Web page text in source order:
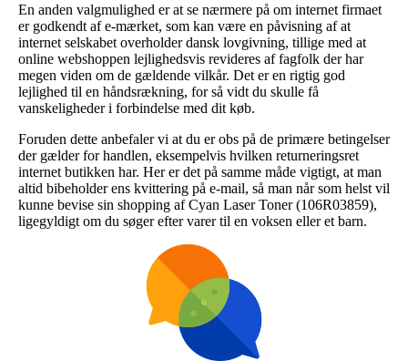
En anden valgmulighed er at se nærmere på om internet firmaet
er godkendt af e-mærket, som kan være en påvisning af at
internet selskabet overholder dansk lovgivning, tillige med at
online webshoppen lejlighedsvis revideres af fagfolk der har
megen viden om de gældende vilkår. Det er en rigtig god
lejlighed til en håndsrækning, for så vidt du skulle få
vanskeligheder i forbindelse med dit køb.
Foruden dette anbefaler vi at du er obs på de primære betingelser
der gælder for handlen, eksempelvis hvilken returneringsret
internet butikken har. Her er det på samme måde vigtigt, at man
altid bibeholder ens kvittering på e-mail, så man når som helst vil
kunne bevise sin shopping af Cyan Laser Toner (106R03859),
ligegyldigt om du søger efter varer til en voksen eller et barn.